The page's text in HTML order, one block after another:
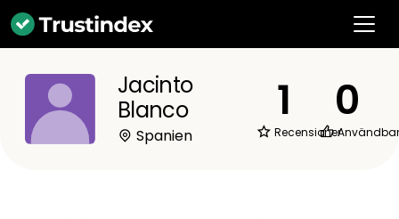
Jacinto
Blanco
Spanien
1
Recensioner
0
Användbar